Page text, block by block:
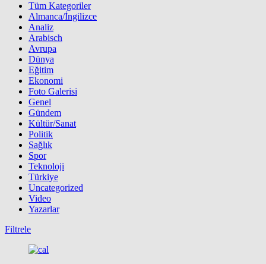
Tüm Kategoriler
Almanca/İngilizce
Analiz
Arabisch
Avrupa
Dünya
Eğitim
Ekonomi
Foto Galerisi
Genel
Gündem
Kültür/Sanat
Politik
Sağlık
Spor
Teknoloji
Türkiye
Uncategorized
Video
Yazarlar
Filtrele